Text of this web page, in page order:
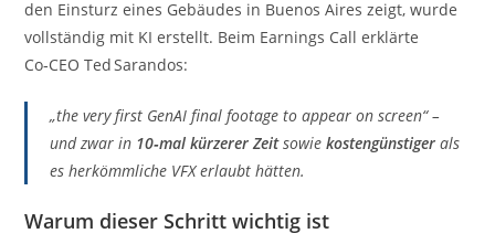
den Einsturz eines Gebäudes in Buenos Aires zeigt, wurde
vollständig mit KI erstellt. Beim Earnings Call erklärte
Co‑CEO Ted Sarandos:
„the very first GenAI final footage to appear on screen“ –
und zwar in 10‑mal kürzerer Zeitsowiekostengünstiger als
es herkömmliche VFX erlaubt hätten.
Warum dieser Schritt wichtig ist